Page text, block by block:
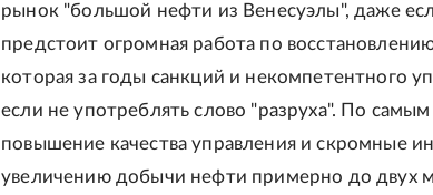
рынок "большой нефти из Венесуэлы", даже
предстоит огромная работа по
которая за годы санкций и некомпетентного
если не употреблять слово "разруха". По
повышение качества управления и скромные
увеличению добычи нефти примерно до двух